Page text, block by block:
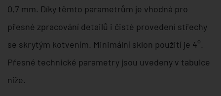
0,7 mm. Díky těmto parametrům je vhodná pro
přesné zpracování detailů i čisté provedení střechy
se skrytým kotvením. Minimální sklon použití je 4°.
Přesné technické parametry jsou uvedeny v tabulce
níže.